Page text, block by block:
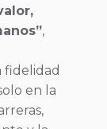
,
fidelidad
en la